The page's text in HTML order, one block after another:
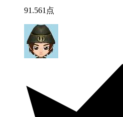
91 .561 点